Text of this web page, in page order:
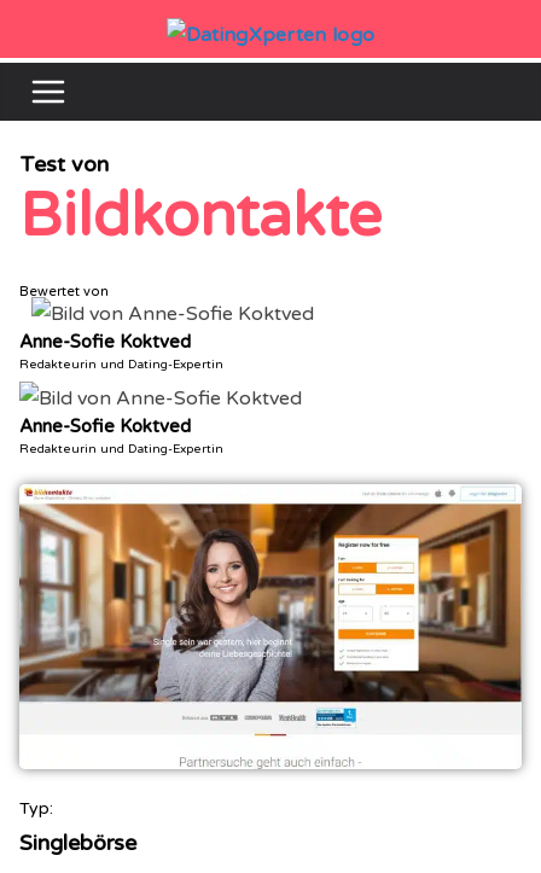
springen
Test von
Bildkontakte
Bewertet von
Anne-Sofie Koktved
Redakteurin und Dating-Expertin
Anne-Sofie Koktved
Redakteurin und Dating-Expertin
Typ:
Singlebörse